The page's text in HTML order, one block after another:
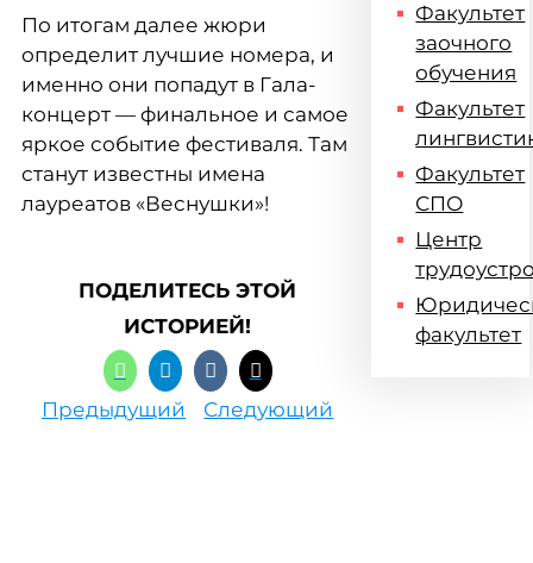
По итогам далее жюри
определит лучшие номера, и
именно они попадут в Гала-
концерт — финальное и самое
яркое событие фестиваля. Там
станут известны имена
лауреатов «Веснушки»!
ПОДЕЛИТЕСЬ ЭТОЙ
ИСТОРИЕЙ!
Предыдущий Следующий
Факультет
заочного
обучения
Факультет
Факультет
СПО
Центр
факультет